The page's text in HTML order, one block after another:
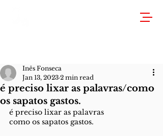
é preciso lixar as palavras/como
os sapatos gastos.
Inês Fonseca
Jan 13, 2023 2 min read
é preciso lixar as palavras
como os sapatos gastos.